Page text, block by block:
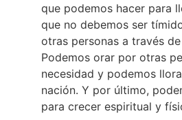
que podemos hacer para
que no debemos ser
otras personas a través
Podemos orar por otras
necesidad y podemos
nación. Y por último,
para crecer espiritual y